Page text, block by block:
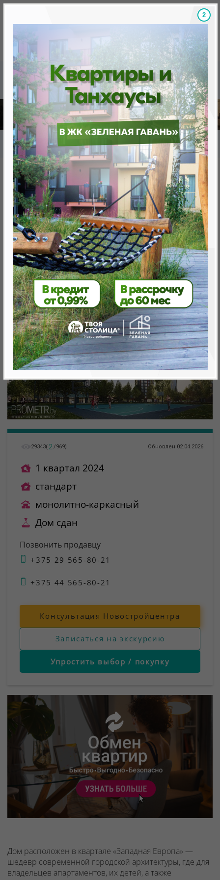
Скидки на новостройки, бонусы Готовые
Главная База новостроек Минска «Минск Мир»
12.12 "Лиссабон", квартал "Западная Европа"
12.12 "Лиссабон", квартал
"Западная Европа"
нет в продаже
Минск, Октябрьский, ул. Жореса Алфёрова
метро «Ковальская Слобода», 566 м
29343( 2 /969) Обновлен 02.04.2026
1 квартал 2024
стандарт
монолитно-каркасный
Дом сдан
Позвонить продавцу
+375 29 565-80-21
+375 44 565-80-21
Консультация Новостройцентра
Записаться на экскурсию
Упростить выбор / покупку
Дом расположен в квартале «Западная Европа» —
шедевр современной городской архитектуры, где для
владельцев апартаментов, их детей, а также
1